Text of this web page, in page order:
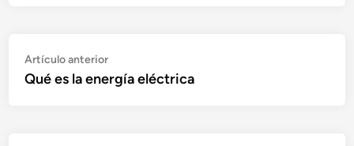
Navegación
de
Artículo anteriorArtículo
anterior:
Qué es la energía eléctrica